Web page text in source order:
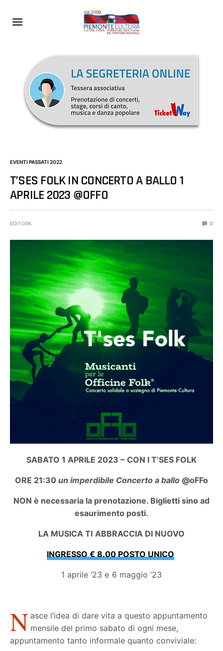
EVENTI PASSATI 2022
T’SES FOLK IN CONCERTO A BALLO 1
APRILE 2023 @OFFO
EDITORK 0
SABATO 1 APRILE 2023 – CON I T’SES FOLK
ORE 21:30 un imperdibile Concerto a ballo @oFFo
NON è necessaria la prenotazione. Biglietti sino ad
esaurimento posti.
LA MUSICA TI ABBRACCIA DI NUOVO
INGRESSO € 8.00 POSTO UNICO
1 aprile ‘23 e 6 maggio ‘23
N asce l’idea di dare vita a questo appuntamento
mensile del primo sabato di ogni mese,
appuntamento tanto informale quanto conviviale: